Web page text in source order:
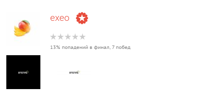
exeo
13% попадений в финал, 7 побед